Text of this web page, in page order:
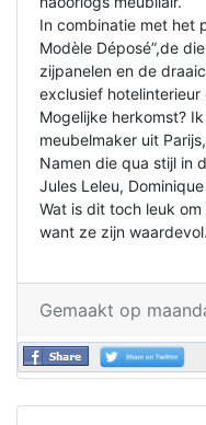
In combinatie met het
Modèle Déposé”,de
zijpanelen en de
exclusief
Mogelijke herkomst?
meubelmaker uit
Namen die qua stijl in
Jules Leleu,
Wat is dit toch leuk
want ze zijn
Gemaakt op